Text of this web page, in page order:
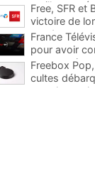
meilleures
télécoms
Free, SFR et
victoire de
condamner
France
pour avoir
concertation
Freebox
cultes
avec leurs